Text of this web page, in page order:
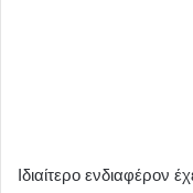
Ιδιαίτερο ενδιαφέρον